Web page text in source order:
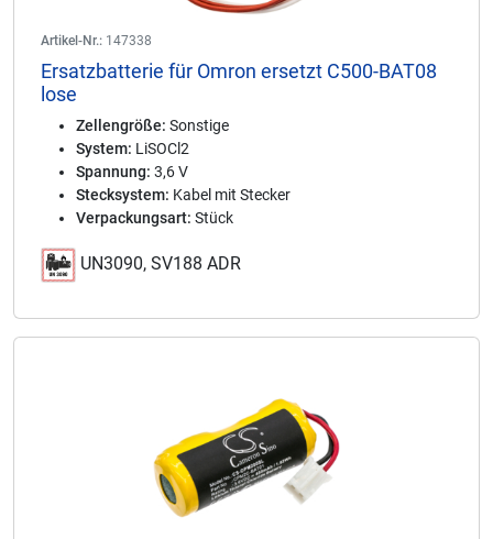
Artikel-Nr.: 147338
Ersatzbatterie für Omron ersetzt C500-BAT08
lose
Zellengröße: Sonstige
System: LiSOCl2
Spannung: 3,6 V
Stecksystem: Kabel mit Stecker
Verpackungsart: Stück
UN3090, SV188 ADR